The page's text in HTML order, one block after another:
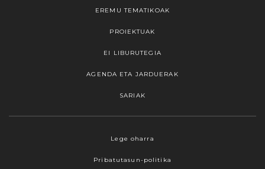
EREMU TEMATIKOAK
PROIEKTUAK
EI LIBURUTEGIA
AGENDA ETA JARDUERAK
SARIAK
Lege oharra
Pribatutasun-politika
Webgune honek cookieak erabiltzen ditu,
nabigatzeko nahiago duzun cookie aukera.